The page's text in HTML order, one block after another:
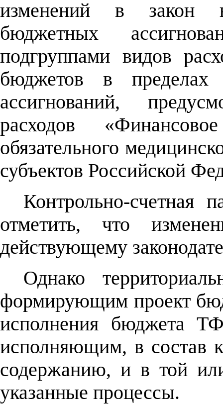
изменений в закон в
бюджетных
подгруппами видов
бюджетов в
ассигнований,
расходов
обязательного
субъектов Российской
Контрольно-счетная
отметить, что
действующему
Однако
формирующим проект
исполнения бюджета
исполняющим, в состав
содержанию, и в той
указанные процессы.